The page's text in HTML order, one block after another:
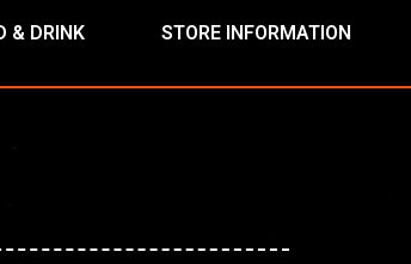
& DRINK STORE INFORMATION